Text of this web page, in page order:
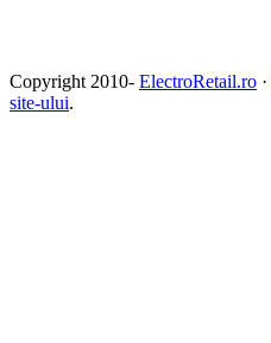
Copyright 2010- ElectroRetail.ro ·
site-ului.